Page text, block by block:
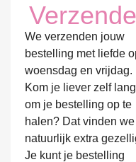
We verzenden jouw
bestelling met liefde
woensdag en vrijdag.
Kom je liever zelf
om je bestelling op te
halen? Dat vinden we
natuurlijk extra
Je kunt je bestelling